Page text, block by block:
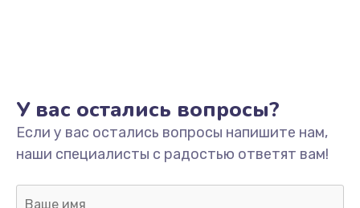
У вас остались вопросы?
Если у вас остались вопросы напишите нам,
наши специалисты с радостью ответят вам!